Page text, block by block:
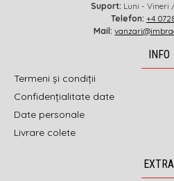
Suport: Luni - Vineri
Telefon: +4
Mail:
INFO
Termeni și condiții
Confidențialitate date
Date personale
Livrare colete
EXTRA